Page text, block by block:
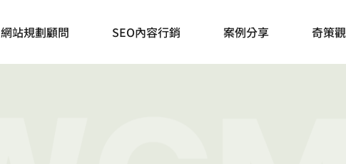
網站規劃顧問 SEO內容行銷 案例分享 奇策
一個奇妙策略，一條